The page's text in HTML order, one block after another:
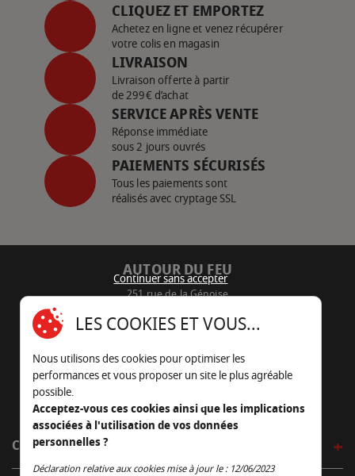
CLIQUEZ ET EMPORTEZ
Achetez en ligne et venez récupérer
votre colis en magasin
LIVRAISON
Livraison offerte à partir
de 299€ d’achat
SERVICE APRÈS VENTE
Réponse immédiate
sous 2 jours ouvrés
PAIEMENTS SÉCURISÉS
Tous les paiements sont
réalisés avec cryptage SSL
AUTOUR DU FEU
251 rue de la Génoise
05 45 22 98 09
Nous envoyer un e-mail
CÔTÉ OUTDOOR
Continuer sans accepter
LES COOKIES ET VOUS...
Nous utilisons des cookies pour optimiser les
performances et vous proposer un site le plus agréable
possible.
Acceptez-vous ces cookies ainsi que les implications
associées à l'utilisation de vos données
personnelles ?
Déclaration relative aux cookies mise à jour le : 12/06/2023
Continuer sans accepter